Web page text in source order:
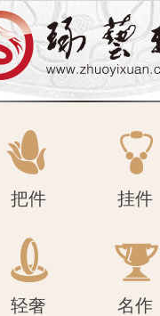
轻奢 名作
把件 挂件
轻奢 名作